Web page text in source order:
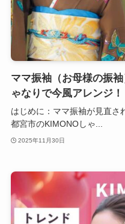
ママ振袖（お母様の振
ゃなりで今風アレンジ！
はじめに：ママ振袖が見直さ
都宮市のKIMONOしゃ...
2025年11月30日